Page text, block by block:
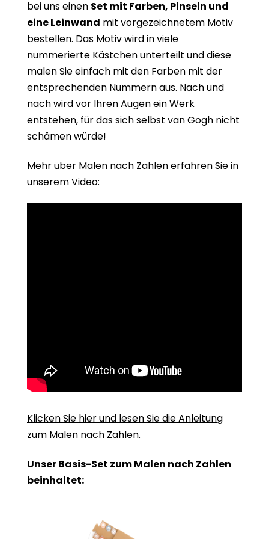
bei uns einen Set mit Farben, Pinseln und
eine Leinwand mit vorgezeichnetem Motiv
bestellen. Das Motiv wird in viele
nummerierte Kästchen unterteilt und diese
malen Sie einfach mit den Farben mit der
entsprechenden Nummern aus. Nach und
nach wird vor Ihren Augen ein Werk
entstehen, für das sich selbst van Gogh nicht
schämen würde!
Mehr über Malen nach Zahlen erfahren Sie in
unserem Video:
Klicken Sie hier und lesen Sie die Anleitung
zum Malen nach Zahlen.
Unser Basis-Set zum Malen nach Zahlen
beinhaltet: